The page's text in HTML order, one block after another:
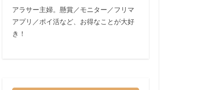
アラサー主婦。懸賞／モニター／フリマ
アプリ／ポイ活など、お得なことが大好
き！